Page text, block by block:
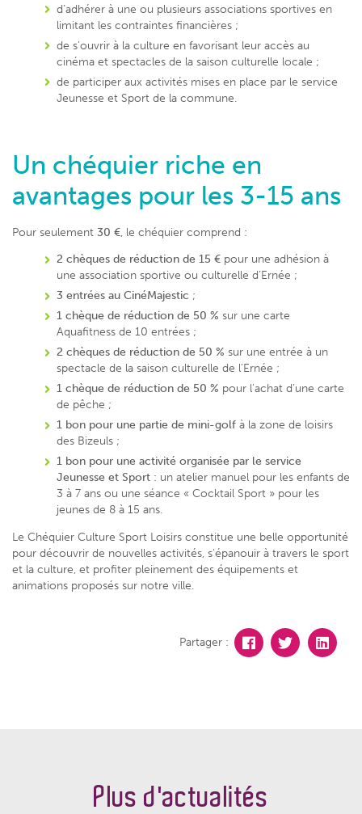
d’adhérer à une ou plusieurs associations sportives en
limitant les contraintes financières ;
de s’ouvrir à la culture en favorisant leur accès au
cinéma et spectacles de la saison culturelle locale ;
de participer aux activités mises en place par le service
Jeunesse et Sport de la commune.
Un chéquier riche en
avantages pour les 3-15 ans
Pour seulement 30 €, le chéquier comprend :
2 chèques de réduction de 15 € pour une adhésion à
une association sportive ou culturelle d’Ernée ;
3 entrées au CinéMajestic ;
1 chèque de réduction de 50 % sur une carte
Aquafitness de 10 entrées ;
2 chèques de réduction de 50 % sur une entrée à un
spectacle de la saison culturelle de l’Ernée ;
1 chèque de réduction de 50 % pour l’achat d’une carte
de pêche ;
1 bon pour une partie de mini-golf à la zone de loisirs
des Bizeuls ;
1 bon pour une activité organisée par le service
Jeunesse et Sport : un atelier manuel pour les enfants de
3 à 7 ans ou une séance « Cocktail Sport » pour les
jeunes de 8 à 15 ans.
Le Chéquier Culture Sport Loisirs constitue une belle opportunité
pour découvrir de nouvelles activités, s’épanouir à travers le sport
et la culture, et profiter pleinement des équipements et
animations proposés sur notre ville.
Partager :
Plus d'actualités